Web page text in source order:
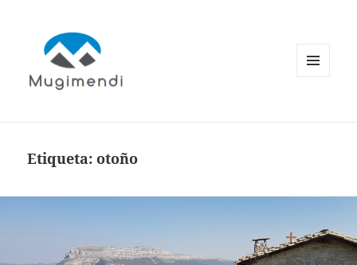
Etiqueta:otoño